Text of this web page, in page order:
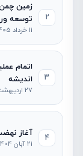
2
زمین
توسعه
11 خرداد 1405
3
اندیشه
27 اردیبهشت 1405
4 آغاز
21 آبان 1404